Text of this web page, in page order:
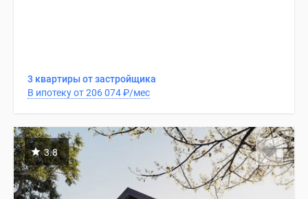
3 квартиры от застройщика
В ипотеку от 206 074₽/мес
3.8